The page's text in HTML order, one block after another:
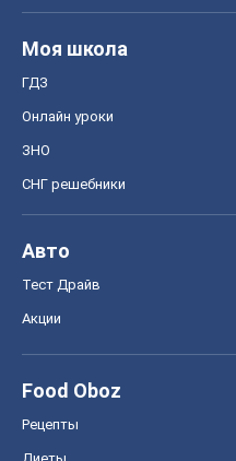
Моя школа
ГДЗ
Онлайн уроки
ЗНО
СНГ решебники
Авто
Тест Драйв
Акции
Food Oboz
Рецепты